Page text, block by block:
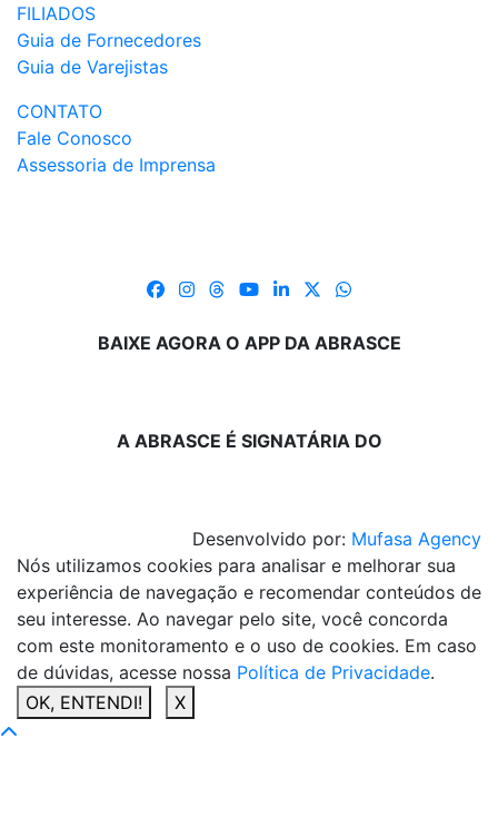
FILIADOS
Guia de Fornecedores
Guia de Varejistas
CONTATO
Fale Conosco
Assessoria de Imprensa
BAIXE AGORA O APP DA ABRASCE
A ABRASCE É SIGNATÁRIA DO
Desenvolvido por: Mufasa Agency
Nós utilizamos cookies para analisar e melhorar sua
experiência de navegação e recomendar conteúdos de
seu interesse. Ao navegar pelo site, você concorda
com este monitoramento e o uso de cookies. Em caso
de dúvidas, acesse nossa Política de Privacidade.
OK, ENTENDI!
X